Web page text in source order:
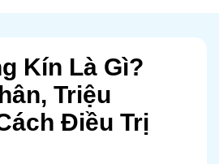
Kín Là Gì?
Triệu
Điều Trị